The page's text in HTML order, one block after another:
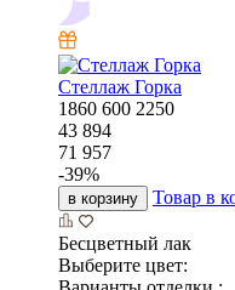
Стеллаж Горка
1860 600 2250
43 894
71 957
-39%
в корзину Товар в
Бесцветный лак
Выберите цвет: